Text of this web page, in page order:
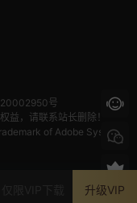
升级VIP
号
益，请联系站长删除！
of Adobe Systems
我的